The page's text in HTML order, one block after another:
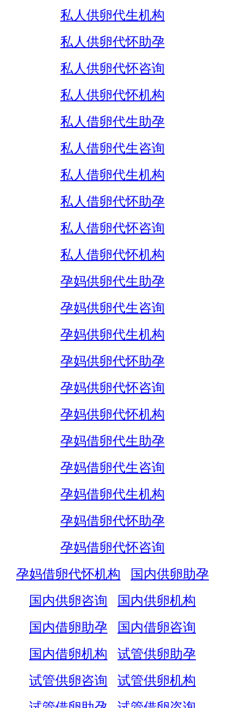
私人供卵代生机构
私人供卵代怀助孕
私人供卵代怀咨询
私人供卵代怀机构
私人借卵代生助孕
私人借卵代生咨询
私人借卵代生机构
私人借卵代怀助孕
私人借卵代怀咨询
私人借卵代怀机构
孕妈供卵代生助孕
孕妈供卵代生咨询
孕妈供卵代生机构
孕妈供卵代怀助孕
孕妈供卵代怀咨询
孕妈供卵代怀机构
孕妈借卵代生助孕
孕妈借卵代生咨询
孕妈借卵代生机构
孕妈借卵代怀助孕
孕妈借卵代怀咨询
孕妈借卵代怀机构
国内供卵助孕
国内供卵咨询
国内供卵机构
国内借卵助孕
国内借卵咨询
国内借卵机构
试管供卵助孕
试管供卵咨询
试管供卵机构